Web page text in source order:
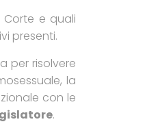
e quali
presenti.
per risolvere
la
con le
.